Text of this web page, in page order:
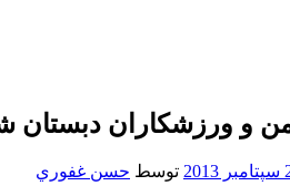
و ورزشکاران دبستان
توسط حسن غفوري